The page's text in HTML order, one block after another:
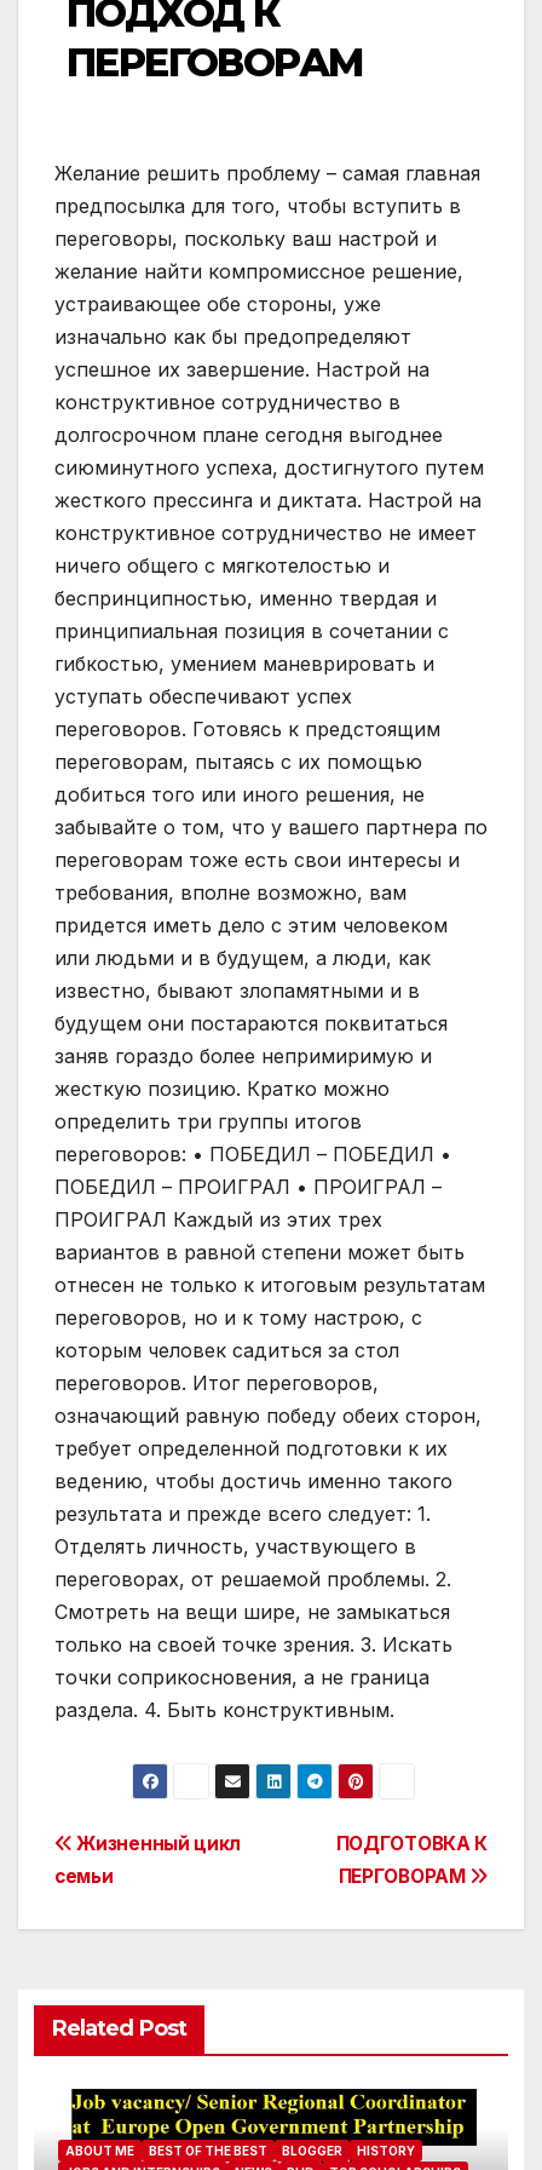
ПОДХОД К
ПЕРЕГОВОРАМ
Желание решить проблему – самая главная
предпосылка для того, чтобы вступить в
переговоры, поскольку ваш настрой и
желание найти компромиссное решение,
устраивающее обе стороны, уже
изначально как бы предопределяют
успешное их завершение. Настрой на
конструктивное сотрудничество в
долгосрочном плане сегодня выгоднее
сиюминутного успеха, достигнутого путем
жесткого прессинга и диктата. Настрой на
конструктивное сотрудничество не имеет
ничего общего с мягкотелостью и
беспринципностью, именно твердая и
принципиальная позиция в сочетании с
гибкостью, умением маневрировать и
уступать обеспечивают успех
переговоров. Готовясь к предстоящим
переговорам, пытаясь с их помощью
добиться того или иного решения, не
забывайте о том, что у вашего партнера по
переговорам тоже есть свои интересы и
требования, вполне возможно, вам
придется иметь дело с этим человеком
или людьми и в будущем, а люди, как
известно, бывают злопамятными и в
будущем они постараются поквитаться
заняв гораздо более непримиримую и
жесткую позицию. Кратко можно
определить три группы итогов
переговоров: • ПОБЕДИЛ – ПОБЕДИЛ •
ПОБЕДИЛ – ПРОИГРАЛ • ПРОИГРАЛ –
ПРОИГРАЛ Каждый из этих трех
вариантов в равной степени может быть
отнесен не только к итоговым результатам
переговоров, но и к тому настрою, с
которым человек садиться за стол
переговоров. Итог переговоров,
означающий равную победу обеих сторон,
требует определенной подготовки к их
ведению, чтобы достичь именно такого
результата и прежде всего следует: 1.
Отделять личность, участвующего в
переговорах, от решаемой проблемы. 2.
Смотреть на вещи шире, не замыкаться
только на своей точке зрения. 3. Искать
точки соприкосновения, а не граница
раздела. 4. Быть конструктивным.
Post
ПОДГОТОВКА К
ПЕРГОВОРАМ
Жизненный цикл
семьи
Related Post
ABOUT ME BEST OF THE BEST BLOGGER
HISTORY